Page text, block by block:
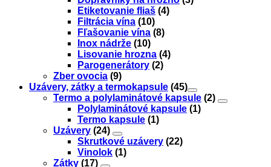
Etiketovanie fliaš (4)
Filtrácia vína (10)
Fľašovanie vína (8)
Inox nádrže (10)
Lisovanie hrozna (4)
Parogenerátory (2)
Zber ovocia (9)
Uzávery, zátky a termokapsule (45)
Termo a polylaminátové kapsule (2)
Polylaminátové kapsule (1)
Termo kapsule (1)
Uzávery (24)
Skrutkové uzávery (22)
Vinolok (1)
Zátky (17)